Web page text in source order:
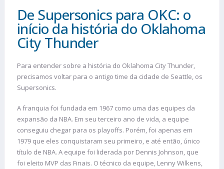
De Supersonics para OKC: o
início da história do Oklahoma
City Thunder
Para entender sobre a história do Oklahoma City Thunder,
precisamos voltar para o antigo time da cidade de Seattle, os
Supersonics.
A franquia foi fundada em 1967 como uma das equipes da
expansão da NBA. Em seu terceiro ano de vida, a equipe
conseguiu chegar para os playoffs. Porém, foi apenas em
1979 que eles conquistaram seu primeiro, e até então, único
título de NBA. A equipe foi liderada por Dennis Johnson, que
foi eleito MVP das Finais. O técnico da equipe, Lenny Wilkens,